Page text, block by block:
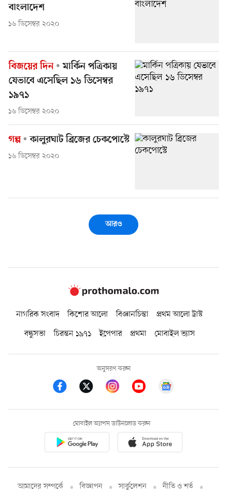
বাংলাদেশ
১৬ ডিসেম্বর ২০২০
বিজয়ের দিন
মার্কিন পত্রিকায়
যেভাবে এসেছিল ১৬ ডিসেম্বর
১৯৭১
১৬ ডিসেম্বর ২০২০
গল্প কালুরঘাট ব্রিজের চেকপোস্টে
১৬ ডিসেম্বর ২০২০
আরও
নাগরিক সংবাদ কিশোর আলো বিজ্ঞানচিন্তা
প্রথম আলো ট্রাস্ট
বন্ধুসভা
চিরন্তন ১৯৭১ ইপেপার প্রথমা মোবাইল ভ্যাস
অনুসরণ করুন
মোবাইল অ্যাপস ডাউনলোড করুন
আমাদের সম্পর্কে বিজ্ঞাপন সার্কুলেশন নীতি ও শর্ত